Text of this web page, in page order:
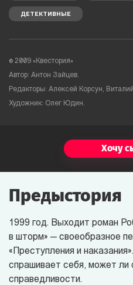
ДЕТЕКТИВНЫЕ
© 2009 «Квестория»
Автор: Антон Зайцев.
Редакторы: Алексей Корсун,
Художник: Олег Юдин.
Хочу
Предыстория
1999 год. Выходит роман
в шторм» — своеобразное
«Преступления и
спрашивает себя, может ли
справедливости.